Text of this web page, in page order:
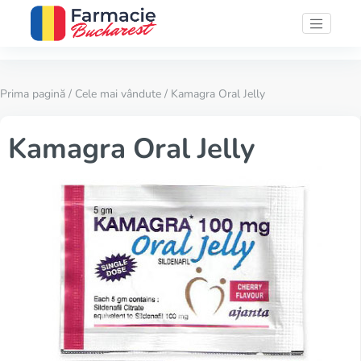
Prima pagină / Cele mai vândute / Kamagra Oral Jelly
Kamagra Oral Jelly